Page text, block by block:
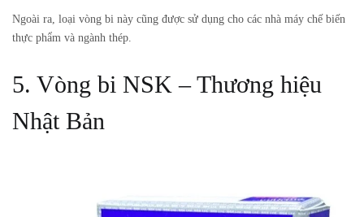
Ngoài ra, loại vòng bi này cũng được sử dụng cho các nhà máy chế biến
thực phẩm và ngành thép.
5. Vòng bi NSK – Thương hiệu
Nhật Bản